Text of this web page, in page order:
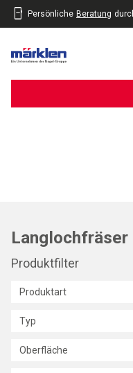
Persönliche Beratung
Langlochfräser
Produktfilter
Produktart
Typ
Oberfläche